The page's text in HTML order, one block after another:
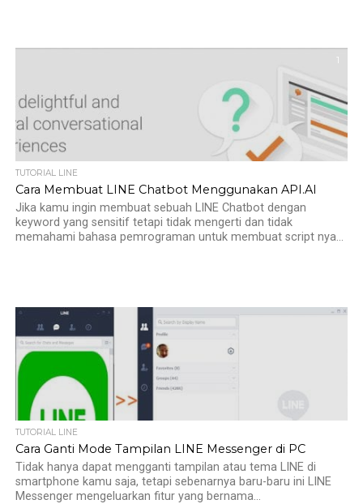
1
TUTORIAL LINE
Cara Membuat LINE Chatbot Menggunakan API.AI
Jika kamu ingin membuat sebuah LINE Chatbot dengan
keyword yang sensitif tetapi tidak mengerti dan tidak
memahami bahasa pemrograman untuk membuat script nya...
TUTORIAL LINE
Cara Ganti Mode Tampilan LINE Messenger di PC
Tidak hanya dapat mengganti tampilan atau tema LINE di
smartphone kamu saja, tetapi sebenarnya baru-baru ini LINE
Messenger mengeluarkan fitur yang bernama...